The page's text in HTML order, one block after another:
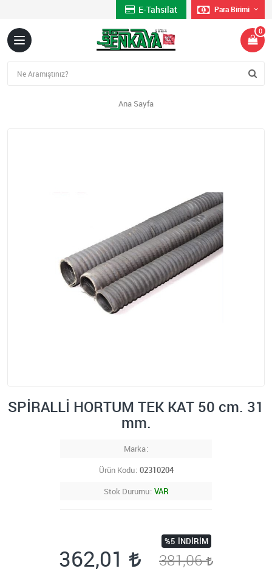
E-Tahsilat Para Birimi
0
Ana Sayfa
SPİRALLİ HORTUM TEK KAT 50 cm. 31
mm.
Marka
Ürün Kodu 02310204
Stok Durumu VAR
362,01
%5 İNDIRIM
381,06